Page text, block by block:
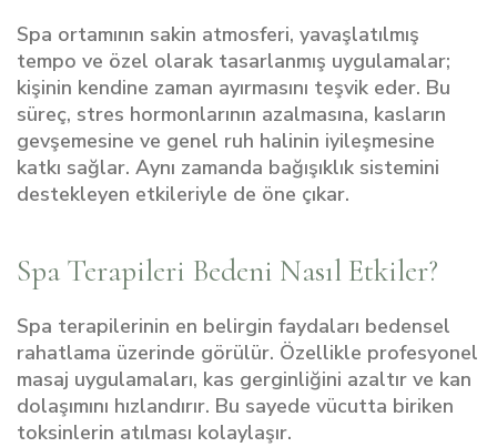
Spa ortamının sakin atmosferi, yavaşlatılmış
tempo ve özel olarak tasarlanmış uygulamalar;
kişinin kendine zaman ayırmasını teşvik eder. Bu
süreç, stres hormonlarının azalmasına, kasların
gevşemesine ve genel ruh halinin iyileşmesine
katkı sağlar. Aynı zamanda bağışıklık sistemini
destekleyen etkileriyle de öne çıkar.
Spa Terapileri Bedeni Nasıl Etkiler?
Spa terapilerinin en belirgin faydaları bedensel
rahatlama üzerinde görülür. Özellikle profesyonel
masaj uygulamaları, kas gerginliğini azaltır ve kan
dolaşımını hızlandırır. Bu sayede vücutta biriken
toksinlerin atılması kolaylaşır.